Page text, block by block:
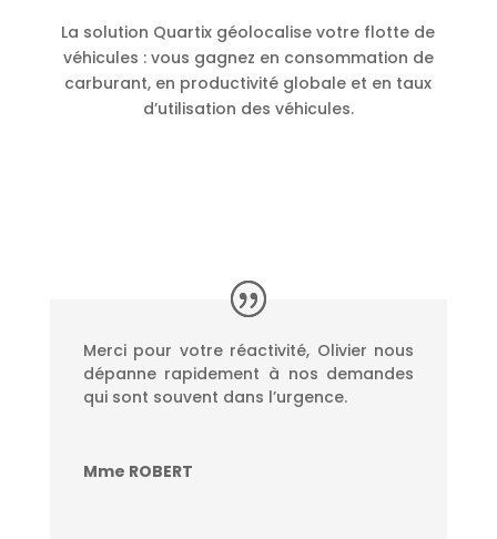
La solution Quartix géolocalise votre flotte de
véhicules : vous gagnez en consommation de
carburant, en productivité globale et en taux
d’utilisation des véhicules.
Merci pour votre réactivité, Olivier nous
dépanne rapidement à nos demandes
qui sont souvent dans l’urgence.
Mme ROBERT